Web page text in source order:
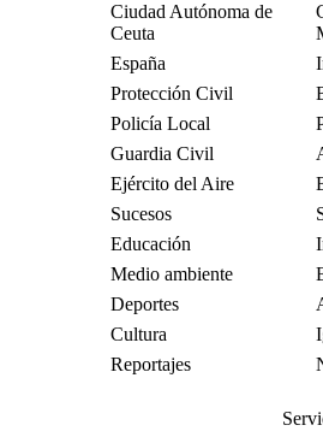
Ciudad Autónoma de
Ceuta
España
Protección Civil
Policía Local
Guardia Civil
Ejército del Aire
Sucesos
Educación
Medio ambiente
Deportes
Cultura
Reportajes